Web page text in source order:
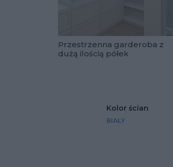
Przestrzenna garderoba z
dużą ilością półek
Kolor ścian
BIAŁY